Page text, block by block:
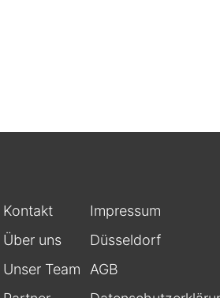
Kontakt
Über uns
Unser Team
Impressum
Düsseldorf
AGB